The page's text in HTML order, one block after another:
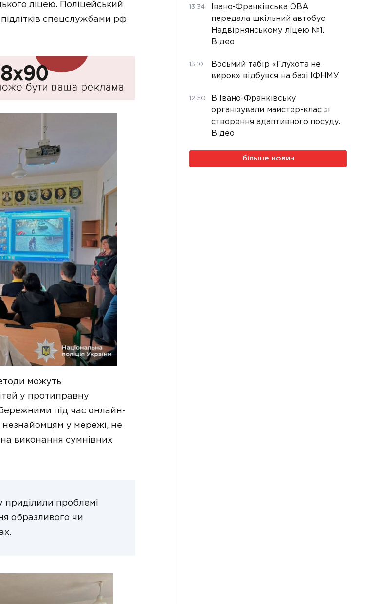
ліцею. Поліцейський
спецслужбами рф
можуть
у протиправну
під час онлайн-
незнайомцям у мережі, не
виконання сумнівних
приділили проблемі
образливого чи
13:34
Івано-Франківська ОВА
передала шкільний автобус
Надвірнянському ліцею №1.
Відео
13:10
Восьмий табір «Глухота не
вирок» відбувся на базі ІФНМУ
12:50
В Івано-Франківську
організували майстер-клас зі
створення адаптивного посуду.
Відео
більше новин